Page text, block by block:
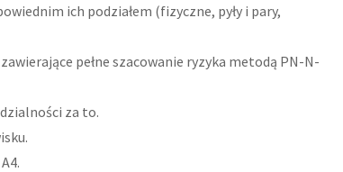
ich podziałem (fizyczne, pyły i pary,
zawierające pełne szacowanie ryzyka metodą PN-N-
za to.